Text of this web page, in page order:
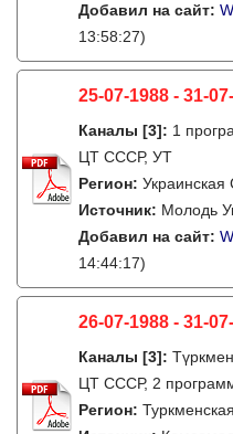
Добавил на сайт:
13:58:27)
25-07-1988 - 31-
Каналы [3]: 1
ЦТ СССР, УТ
Регион:
Источник: Молодь
Добавил на сайт:
14:44:17)
26-07-1988 - 31-
Каналы [3]:
ЦТ СССР, 2
Регион: